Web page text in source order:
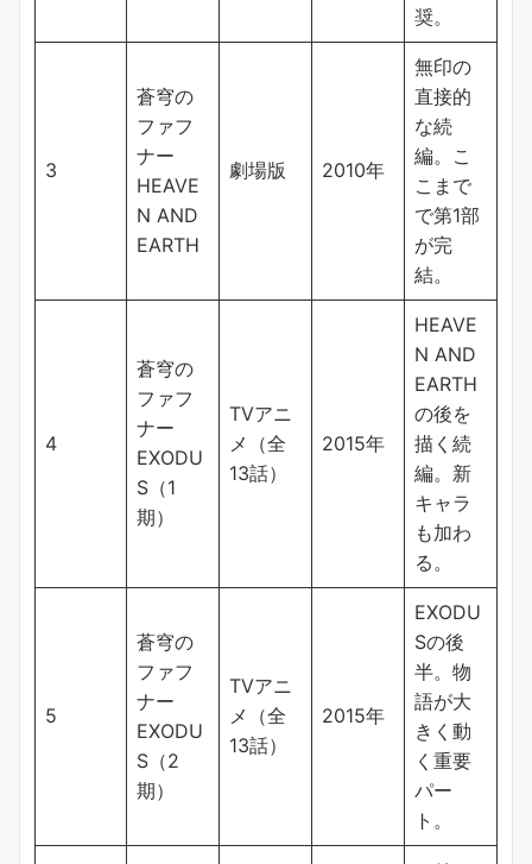
奨。
3
蒼穹の
ファフ
ナー
HEAVE
N AND
EARTH
劇場版 2010年
無印の
直接的
な続
編。こ
こまで
で第1部
が完
結。
4
蒼穹の
ファフ
ナー
EXODU
S（1
期）
TVアニ
メ（全
13話）
2015年
HEAVE
N AND
EARTH
の後を
描く続
編。新
キャラ
も加わ
る。
5
蒼穹の
ファフ
ナー
EXODU
S（2
期）
TVアニ
メ（全
13話）
2015年
EXODU
Sの後
半。物
語が大
きく動
く重要
パー
ト。